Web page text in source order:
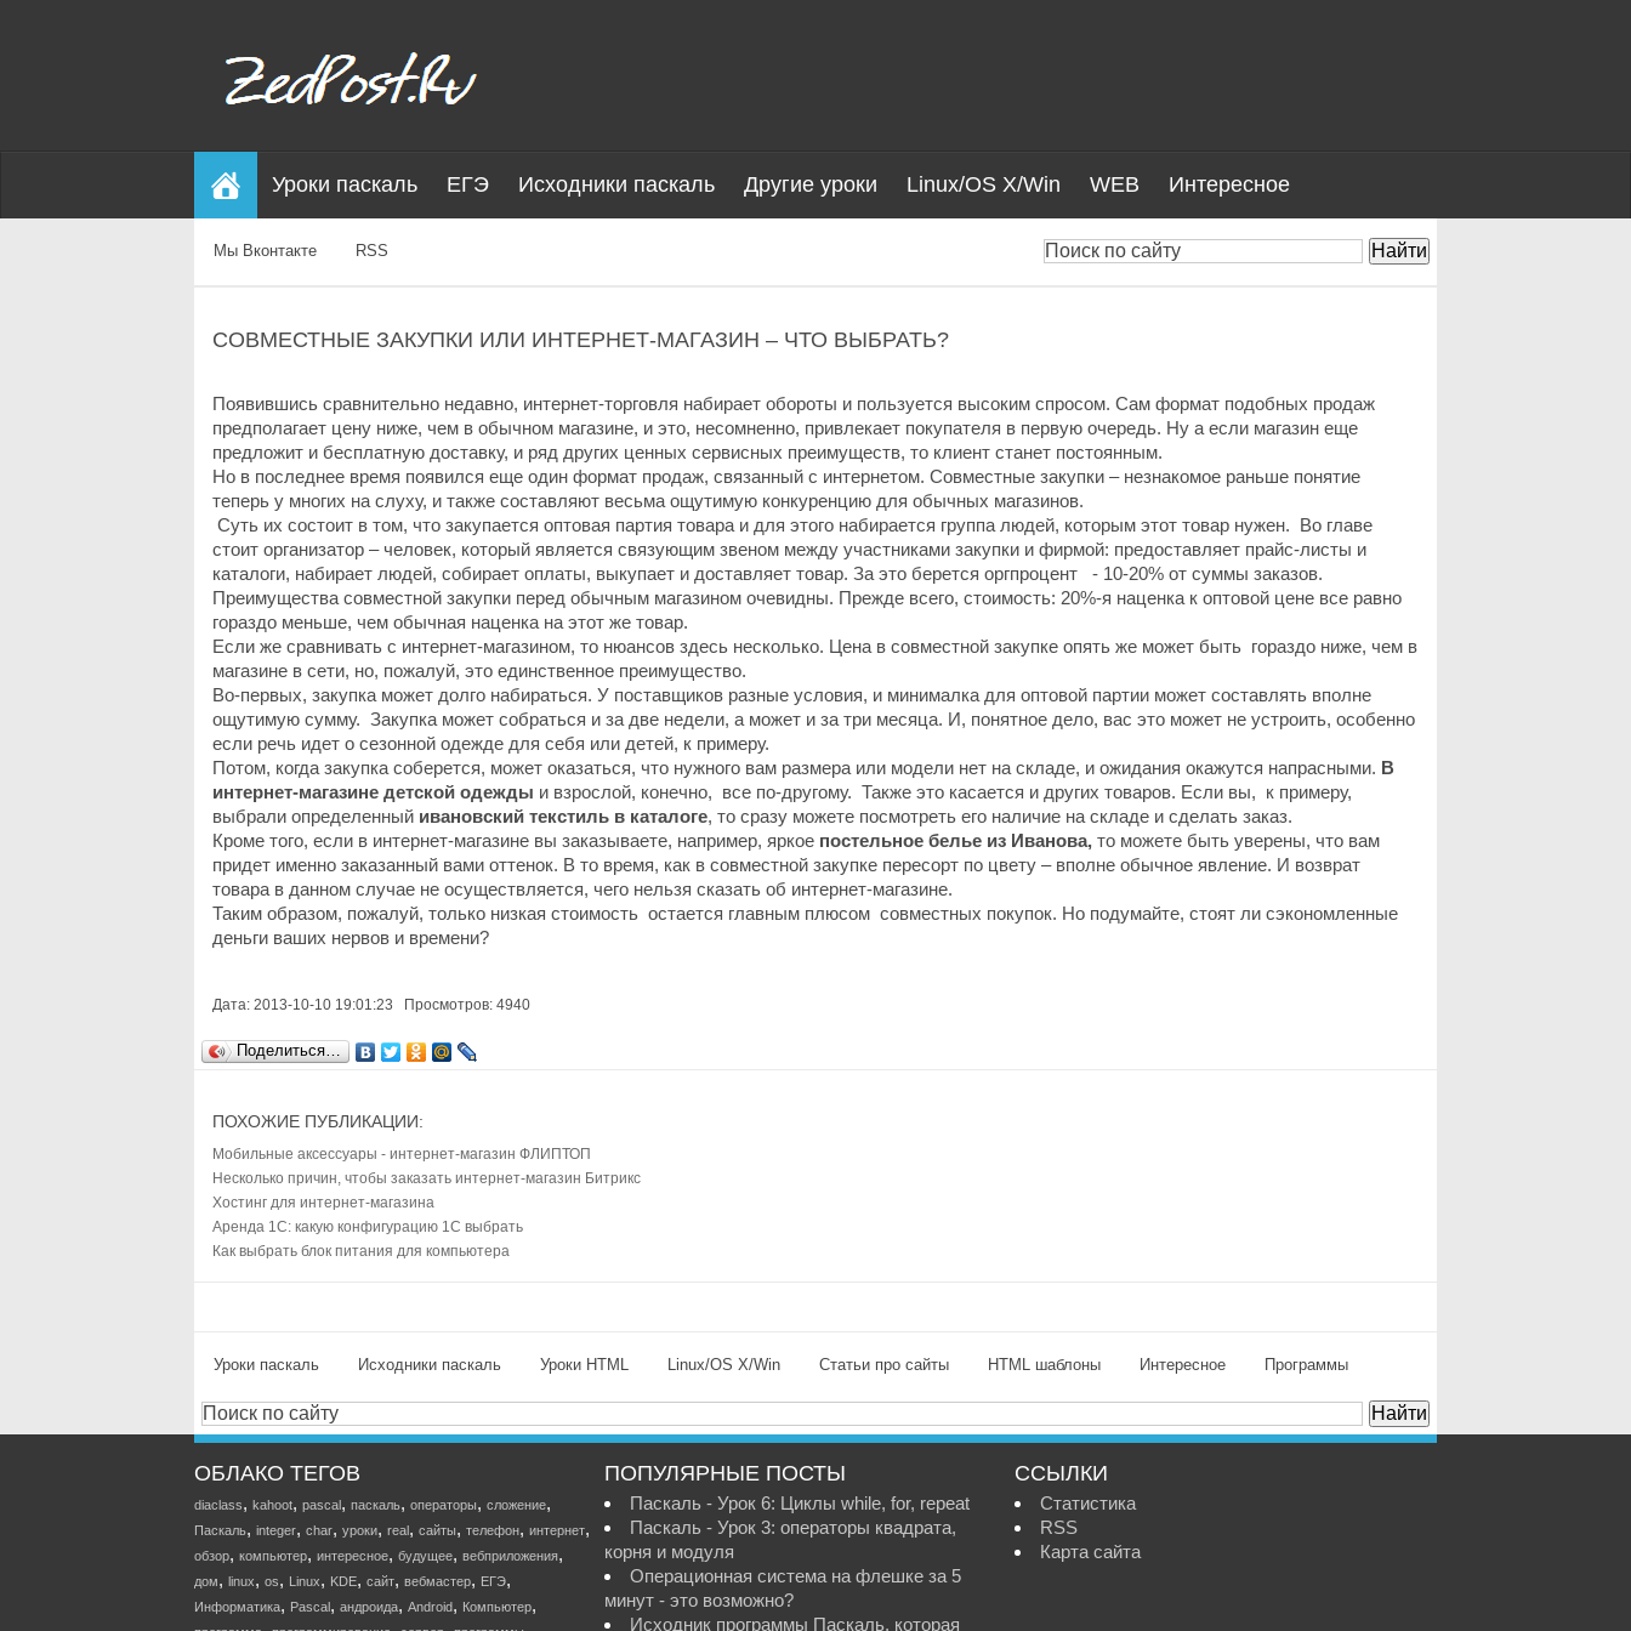
Уроки паскаль ЕГЭ Исходники паскаль Другие уроки Linux/OS X/Win WEB Интересное
Мы Вконтакте RSS
СОВМЕСТНЫЕ ЗАКУПКИ ИЛИ ИНТЕРНЕТ-МАГАЗИН – ЧТО ВЫБРАТЬ?
Появившись сравнительно недавно, интернет-торговля набирает обороты и пользуется высоким спросом. Сам формат подобных продаж
предполагает цену ниже, чем в обычном магазине, и это, несомненно, привлекает покупателя в первую очередь. Ну а если магазин еще
предложит и бесплатную доставку, и ряд других ценных сервисных преимуществ, то клиент станет постоянным.
Но в последнее время появился еще один формат продаж, связанный с интернетом. Совместные закупки – незнакомое раньше понятие
теперь у многих на слуху, и также составляют весьма ощутимую конкуренцию для обычных магазинов.
Суть их состоит в том, что закупается оптовая партия товара и для этого набирается группа людей, которым этот товар нужен. Во главе
стоит организатор – человек, который является связующим звеном между участниками закупки и фирмой: предоставляет прайс-листы и
каталоги, набирает людей, собирает оплаты, выкупает и доставляет товар. За это берется оргпроцент - 10-20% от суммы заказов.
Преимущества совместной закупки перед обычным магазином очевидны. Прежде всего, стоимость: 20%-я наценка к оптовой цене все равно
гораздо меньше, чем обычная наценка на этот же товар.
Если же сравнивать с интернет-магазином, то нюансов здесь несколько. Цена в совместной закупке опять же может быть гораздо ниже, чем в
магазине в сети, но, пожалуй, это единственное преимущество.
Во-первых, закупка может долго набираться. У поставщиков разные условия, и минималка для оптовой партии может составлять вполне
ощутимую сумму. Закупка может собраться и за две недели, а может и за три месяца. И, понятное дело, вас это может не устроить, особенно
если речь идет о сезонной одежде для себя или детей, к примеру.
Потом, когда закупка соберется, может оказаться, что нужного вам размера или модели нет на складе, и ожидания окажутся напрасными. В
интернет-магазине детской одежды и взрослой, конечно, все по-другому. Также это касается и других товаров. Если вы, к примеру,
выбрали определенный ивановский текстиль в каталоге, то сразу можете посмотреть его наличие на складе и сделать заказ.
Кроме того, если в интернет-магазине вы заказываете, например, яркое постельное белье из Иванова, то можете быть уверены, что вам
придет именно заказанный вами оттенок. В то время, как в совместной закупке пересорт по цвету – вполне обычное явление. И возврат
товара в данном случае не осуществляется, чего нельзя сказать об интернет-магазине.
Таким образом, пожалуй, только низкая стоимость остается главным плюсом совместных покупок. Но подумайте, стоят ли сэкономленные
деньги ваших нервов и времени?
Дата: 2013-10-10 19:01:23 Просмотров: 4940
Поделиться…
ПОХОЖИЕ ПУБЛИКАЦИИ:
Мобильные аксессуары - интернет-магазин ФЛИПТОП
Несколько причин, чтобы заказать интернет-магазин Битрикс
Хостинг для интернет-магазина
Аренда 1С: какую конфигурацию 1С выбрать
Как выбрать блок питания для компьютера
Уроки паскаль Исходники паскаль Уроки HTML Linux/OS X/Win Статьи про сайты HTML шаблоны Интересное Программы
ОБЛАКО ТЕГОВ
diaclass, kahoot, pascal, паскаль, операторы, сложение,
Паскаль, integer, char, уроки, real, сайты, телефон, интернет,
обзор, компьютер, интересное, будущее, вебприложения,
дом, linux, os, Linux, KDE, сайт, вебмастер, ЕГЭ,
Информатика, Pascal, андроида, Android, Компьютер,
ПОПУЛЯРНЫЕ ПОСТЫ
Паскаль - Урок 6: Циклы while, for, repeat
Паскаль - Урок 3: операторы квадрата,
корня и модуля
Операционная система на флешке за 5
минут - это возможно?
Исходник программы Паскаль, которая
ССЫЛКИ
Статистика
RSS
Карта сайта